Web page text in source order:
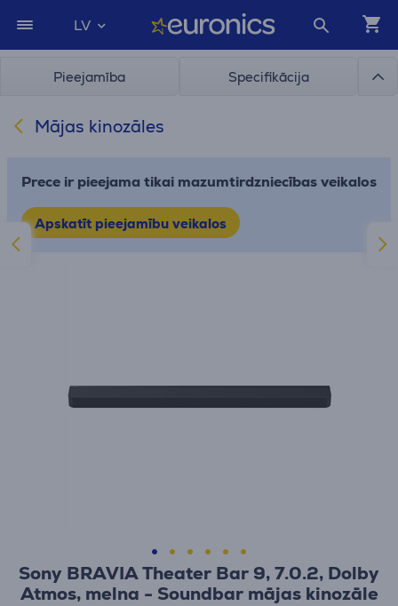
LV
Pieejamība Specifikācija
Mājas kinozāles
Prece ir pieejama tikai mazumtirdzniecības veikalos
Apskatīt pieejamību veikalos
Sony BRAVIA Theater Bar 9, 7.0.2, Dolby
Atmos, melna - Soundbar mājas kinozāle